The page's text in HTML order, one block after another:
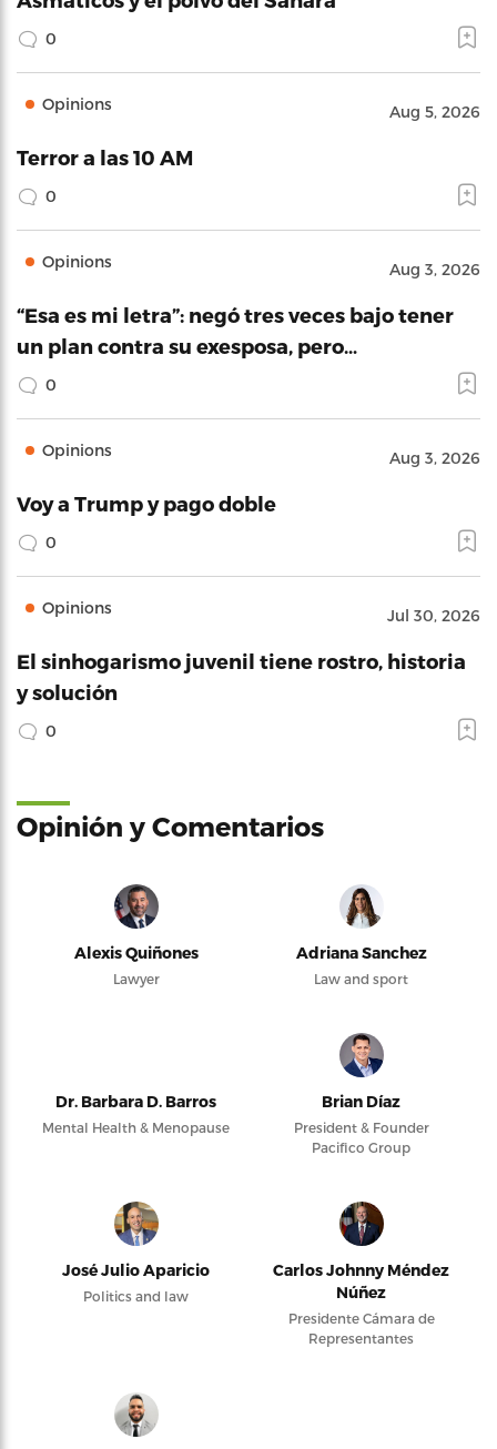
0
Opinions Aug 5, 2026
Terror a las 10 AM
0
Opinions Aug 3, 2026
“Esa es mi letra”: negó tres veces bajo tener
un plan contra su exesposa, pero…
0
Opinions Aug 3, 2026
Voy a Trump y pago doble
0
Opinions Jul 30, 2026
El sinhogarismo juvenil tiene rostro, historia
y solución
0
Opinión y Comentarios
Alexis Quiñones
Lawyer
Adriana Sanchez
Law and sport
Dr. Barbara D. Barros
Mental Health & Menopause
Brian Díaz
President & Founder
Pacifico Group
José Julio Aparicio
Politics and law
Carlos Johnny Méndez
Núñez
Presidente Cámara de
Representantes